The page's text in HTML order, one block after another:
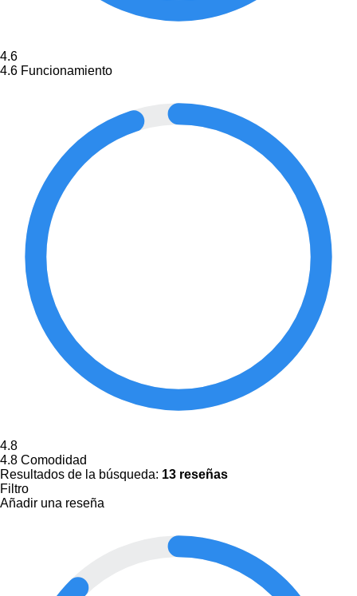
4.6
4.6 Funcionamiento
4.8
4.8 Comodidad
Resultados de la búsqueda: 13 reseñas
Filtro
Añadir una reseña